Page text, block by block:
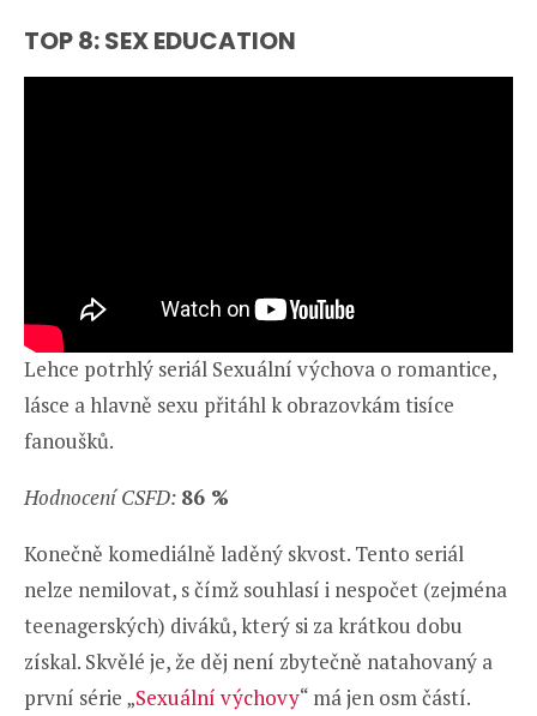
TOP 8: SEX EDUCATION
Lehce potrhlý seriál Sexuální výchova o romantice,
lásce a hlavně sexu přitáhl k obrazovkám tisíce
fanoušků.
Hodnocení CSFD: 86 %
Konečně komediálně laděný skvost. Tento seriál
nelze nemilovat, s čímž souhlasí i nespočet (zejména
teenagerských) diváků, který si za krátkou dobu
získal. Skvělé je, že děj není zbytečně natahovaný a
první série „Sexuální výchovy“ má jen osm částí.